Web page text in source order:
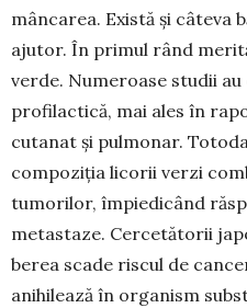
mâncarea. Există și câteva
ajutor. În primul rând
verde. Numeroase studii
profilactică, mai ales în
cutanat și pulmonar.
compoziția licorii verzi
tu­morilor, împiedicând
meta­staze. Cer­cetătorii
berea scade ris­cul de
ani­hilează în orga­nism